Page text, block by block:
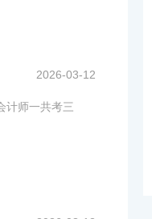
2026-03-12
计师一共考三